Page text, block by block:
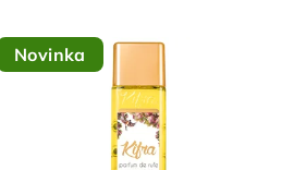
Novinka